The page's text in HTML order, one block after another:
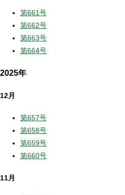
第661号
第662号
第663号
第664号
2025年
12月
第657号
第658号
第659号
第660号
11月